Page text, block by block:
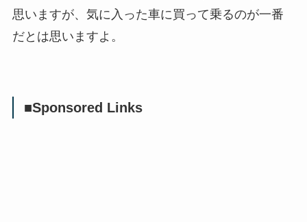
思いますが、気に入った車に買って乗るのが一番
だとは思いますよ。
■Sponsored Links